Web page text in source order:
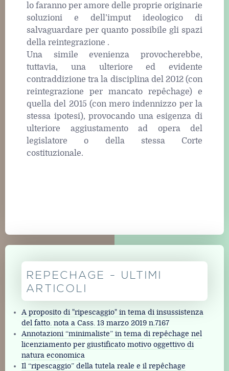
lo faranno per amore delle proprie originarie
soluzioni e dell’imput ideologico di
salvaguardare per quanto possibile gli spazi
della reintegrazione .
Una simile evenienza provocherebbe,
tuttavia, una ulteriore ed evidente
contraddizione tra la disciplina del 2012 (con
reintegrazione per mancato repêchage) e
quella del 2015 (con mero indennizzo per la
stessa ipotesi), provocando una esigenza di
ulteriore aggiustamento ad opera del
legislatore o della stessa Corte
costituzionale.
REPECHAGE - ULTIMI
ARTICOLI
A proposito di "ripescaggio" in tema di insussistenza
del fatto. nota a Cass. 13 marzo 2019 n.7167
Annotazioni “minimaliste” in tema di repêchage nel
licenziamento per giustificato motivo oggettivo di
natura economica
Il “ripescaggio” della tutela reale e il repêchage